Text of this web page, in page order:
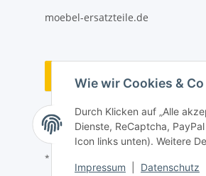
Wie wir Cookies &
Durch Klicken auf „Alle
Dienste, ReCaptcha,
Icon links unten). Weitere
Impressum Datenschutz
moebel-ersatzteile.de
Vertrag widerrufen
* Alle Preise inkl. gesetzlicher USt., **